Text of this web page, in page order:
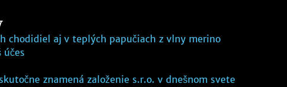
chodidiel aj v teplých papučiach z vlny merino
účes
znamená založenie s.r.o. v dnešnom svete